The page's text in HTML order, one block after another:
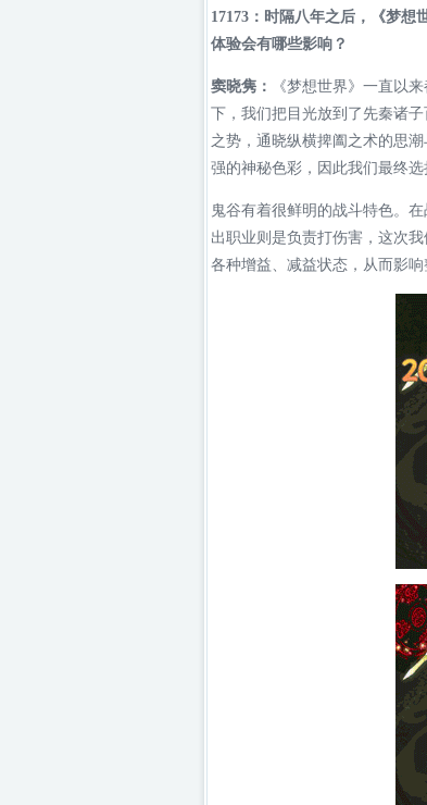
17173：时隔八年之后，《梦
体验会有哪些影响？
窦晓隽：
《梦想世界》一直以
下，我们把目光放到了先秦诸
之势，通晓纵横捭阖之术的思
强的神秘色彩，因此我们最终选
鬼谷有着很鲜明的战斗特色。
出职业则是负责打伤害，这次
各种增益、减益状态，从而影